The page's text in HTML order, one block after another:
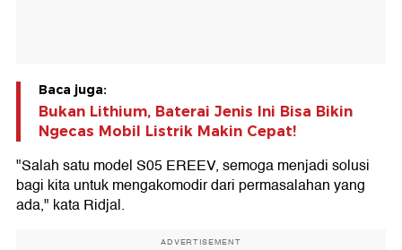
Baca juga:
Bukan Lithium, Baterai Jenis Ini Bisa Bikin
Ngecas Mobil Listrik Makin Cepat!
"Salah satu model S05 EREEV, semoga menjadi solusi
bagi kita untuk mengakomodir dari permasalahan yang
ada," kata Ridjal.
ADVERTISEMENT